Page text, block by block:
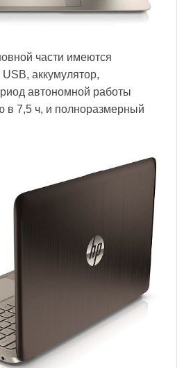
части имеются
аккумулятор,
автономной работы
в 7,5 ч, и полноразмерный